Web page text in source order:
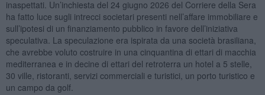
inaspettati. Un’inchiesta del 24 giugno 2026 del Corriere della Sera
ha fatto luce sugli intrecci societari presenti nell’affare immobiliare e
sull’ipotesi di un finanziamento pubblico in favore dell’iniziativa
speculativa. La speculazione era ispirata da una società brasiliana,
che avrebbe voluto costruire in una cinquantina di ettari di macchia
mediterranea e in decine di ettari del retroterra un hotel a 5 stelle,
30 ville, ristoranti, servizi commerciali e turistici, un porto turistico e
un campo da golf.